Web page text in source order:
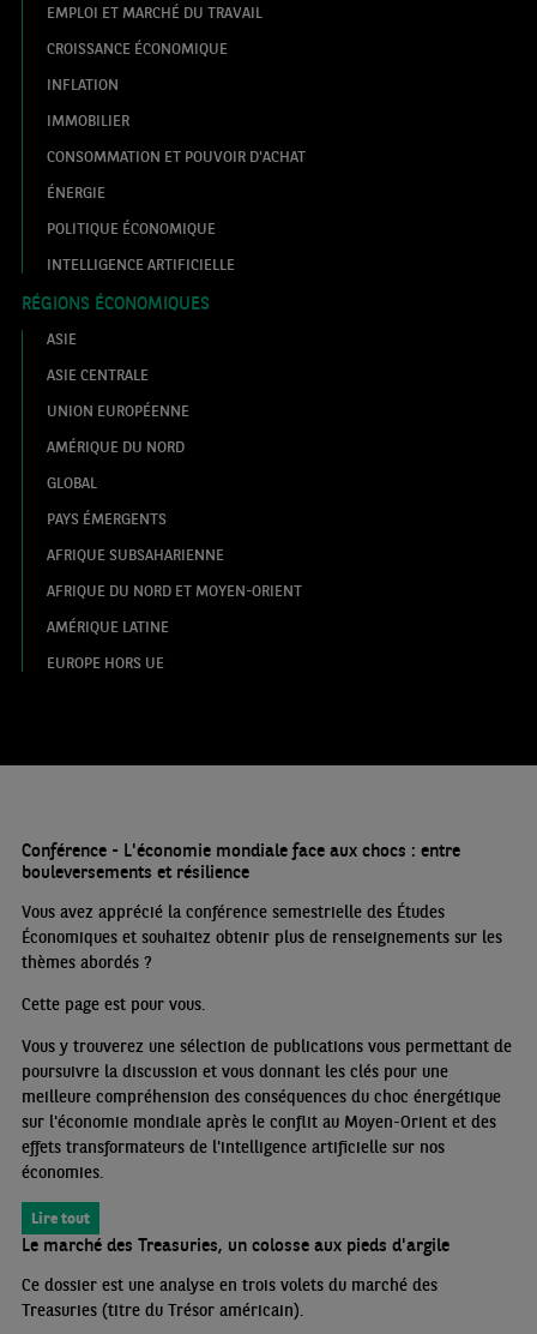
EMPLOI ET MARCHÉ DU TRAVAIL
CROISSANCE ÉCONOMIQUE
INFLATION
IMMOBILIER
CONSOMMATION ET POUVOIR D'ACHAT
ÉNERGIE
POLITIQUE ÉCONOMIQUE
INTELLIGENCE ARTIFICIELLE
RÉGIONS ÉCONOMIQUES
ASIE
ASIE CENTRALE
UNION EUROPÉENNE
AMÉRIQUE DU NORD
GLOBAL
PAYS ÉMERGENTS
AFRIQUE SUBSAHARIENNE
AFRIQUE DU NORD ET MOYEN-ORIENT
AMÉRIQUE LATINE
EUROPE HORS UE
Conférence - L'économie mondiale face aux chocs : entre
bouleversements et résilience
Vous avez apprécié la conférence semestrielle des Études
Économiques et souhaitez obtenir plus de renseignements sur les
thèmes abordés?
Cette page est pour vous.
Vous y trouverez une sélection de publications vous permettant de
poursuivre la discussion et vous donnant les clés pour une
meilleure compréhension des conséquences du choc énergétique
sur l'économie mondiale après le conflit au Moyen-Orient et des
effets transformateurs de l'intelligence artificielle sur nos
économies.
Lire tout
Le marché des Treasuries, un colosse aux pieds d'argile
Ce dossier est une analyse en trois volets du marché des
Treasuries (titre du Trésor américain).